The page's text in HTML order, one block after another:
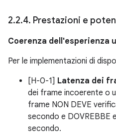
2.2.4. Prestazioni e
Coerenza dell'esperienza
Per le implementazioni di
[H-0-1] Latenza dei
dei frame incoerente o
frame NON DEVE
secondo e DOVREBBE
secondo.